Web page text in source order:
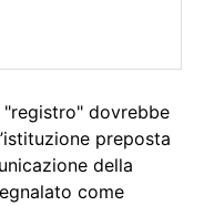
dovrebbe
preposta
della
come